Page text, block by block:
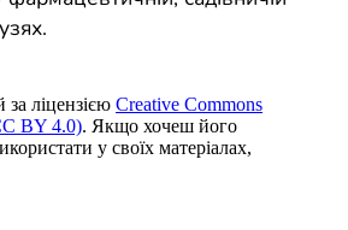
ліцензією Creative Commons
BY 4.0). Якщо хочеш його
у своїх матеріалах,